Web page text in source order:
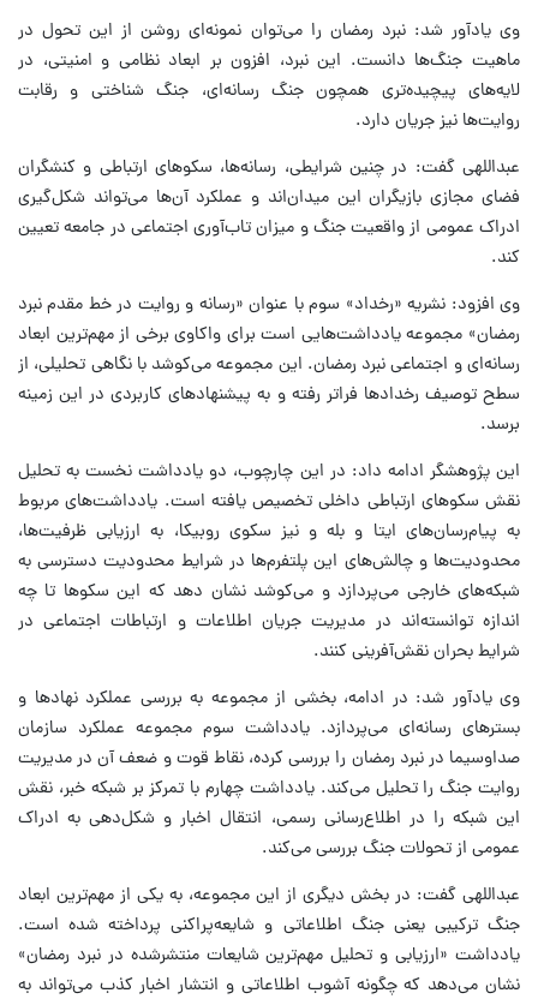
وی یادآور شد: نبرد رمضان را می‌توان نمونه‌ای روشن از این تحول در
ماهیت جنگ‌ها دانست. این نبرد، افزون بر ابعاد نظامی و امنیتی، در
لایه‌های پیچیده‌تری همچون جنگ رسانه‌ای، جنگ شناختی و رقابت
روایت‌ها نیز جریان دارد.
عبداللهی گفت: در چنین شرایطی، رسانه‌ها، سکوهای ارتباطی و کنشگران
فضای مجازی بازیگران این میدان‌اند و عملکرد آن‌ها می‌تواند شکل‌گیری
ادراک عمومی از واقعیت جنگ و میزان تاب‌آوری اجتماعی در جامعه تعیین
کند.
وی افزود: نشریه «رخداد» سوم با عنوان «رسانه و روایت در خط مقدم نبرد
رمضان» مجموعه یادداشت‌هایی است برای واکاوی برخی از مهم‌ترین ابعاد
رسانه‌ای و اجتماعی نبرد رمضان. این مجموعه می‌کوشد با نگاهی تحلیلی، از
سطح توصیف رخدادها فراتر رفته و به پیشنهادهای کاربردی در این زمینه
برسد.
این پژوهشگر ادامه داد: در این چارچوب، دو یادداشت نخست به تحلیل
نقش سکوهای ارتباطی داخلی تخصیص یافته است. یادداشت‌های مربوط
به پیام‌رسان‌های ایتا و بله و نیز سکوی روبیکا، به ارزیابی ظرفیت‌ها،
محدودیت‌ها و چالش‌های این پلتفرم‌ها در شرایط محدودیت دسترسی به
شبکه‌های خارجی می‌پردازد و می‌کوشد نشان دهد که این سکوها تا چه
اندازه توانسته‌اند در مدیریت جریان اطلاعات و ارتباطات اجتماعی در
شرایط بحران نقش‌آفرینی کنند.
وی یادآور شد: در ادامه، بخشی از مجموعه به بررسی عملکرد نهادها و
بسترهای رسانه‌ای می‌پردازد. یادداشت سوم مجموعه عملکرد سازمان
صداوسیما در نبرد رمضان را بررسی کرده، نقاط قوت و ضعف آن در مدیریت
روایت جنگ را تحلیل می‌کند. یادداشت چهارم با تمرکز بر شبکه خبر، نقش
این شبکه را در اطلاع‌رسانی رسمی، انتقال اخبار و شکل‌دهی به ادراک
عمومی از تحولات جنگ بررسی می‌کند.
عبداللهی گفت: در بخش دیگری از این مجموعه، به یکی از مهم‌ترین ابعاد
جنگ ترکیبی یعنی جنگ اطلاعاتی و شایعه‌پراکنی پرداخته شده است.
یادداشت «ارزیابی و تحلیل مهم‌ترین شایعات منتشرشده در نبرد رمضان»
نشان می‌دهد که چگونه آشوب اطلاعاتی و انتشار اخبار کذب می‌تواند به